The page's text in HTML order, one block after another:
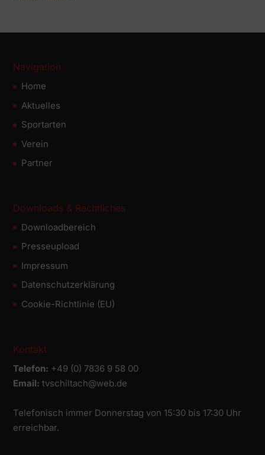
Navigation
Home
Aktuelles
Sportarten
Verein
Partner
Downloads & Rechtliches
Downloadbereich
Presseupload
Impressum
Datenschutz­erklärung
Cookie-Richtlinie (EU)
Kontakt
Telefon: +49 (0) 7836 9 58 00
Email: tvschiltach@web.de
Telefonisch immer Donnerstag von 15:30 bis 17:30 Uhr
erreichbar.